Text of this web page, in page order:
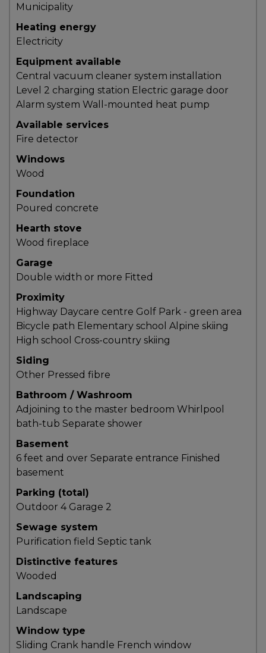
Les
documents
avoir
en
main
vendre
rapidement,
faites
bonne
impression!
Activi-
Programme
Visibili-
Programmes
exclusifs
Municipality
Heating energy
Electricity
Equipment available
Central vacuum cleaner system installation
Level 2 charging station Electric garage door
Alarm system Wall-mounted heat pump
Available services
Fire detector
Windows
Wood
Foundation
Poured concrete
Hearth stove
Wood fireplace
Garage
Double width or more Fitted
Proximity
Highway Daycare centre Golf Park - green area
Bicycle path Elementary school Alpine skiing
High school Cross-country skiing
Siding
Other Pressed fibre
Bathroom / Washroom
Adjoining to the master bedroom Whirlpool
bath-tub Separate shower
Basement
6 feet and over Separate entrance Finished
basement
Parking (total)
Outdoor 4 Garage 2
Sewage system
Purification field Septic tank
Distinctive features
Wooded
Landscaping
Landscape
Window type
Sliding Crank handle French window